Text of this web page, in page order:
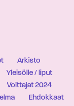
Arkisto
Yleisölle / liput
Voittajat 2024
Ehdokkaat